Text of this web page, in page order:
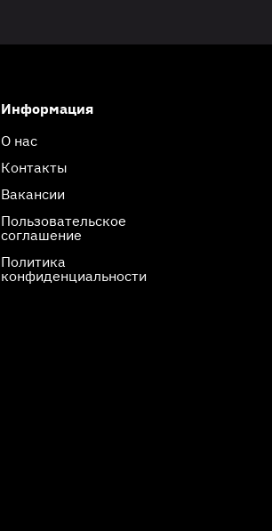
Информация
О нас
Контакты
Вакансии
Пользовательское
соглашение
Политика
конфиденциальности